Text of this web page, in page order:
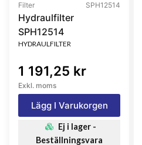
Filter SPH12514
Hydraulfilter
SPH12514
HYDRAULFILTER
1 191,25 kr
Exkl. moms
Lägg I Varukorgen
Ej i lager -
Beställningsvara